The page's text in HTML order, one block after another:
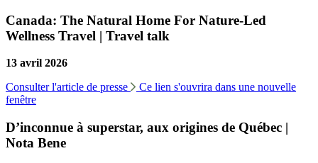
Canada: The Natural Home For Nature-Led
Wellness Travel | Travel talk
13 avril 2026
Consulter l'article de presse
Ce lien s'ouvrira dans une nouvelle
fenêtre
D’inconnue à superstar, aux origines de Québec |
Nota Bene